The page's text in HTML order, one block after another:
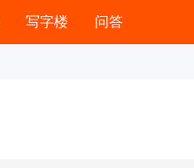
写字楼 问答